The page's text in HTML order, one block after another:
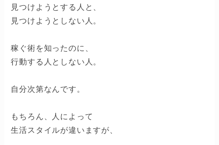
見つけようとする人と、
見つけようとしない人。
稼ぐ術を知ったのに、
行動する人としない人。
自分次第なんです。
もちろん、人によって
生活スタイルが違いますが、